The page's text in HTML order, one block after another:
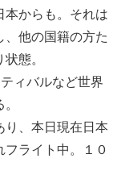
本からも。それは
、他の国籍の方た
態。
ィバルなど世界
り、本日現在日本
ライト中。１０